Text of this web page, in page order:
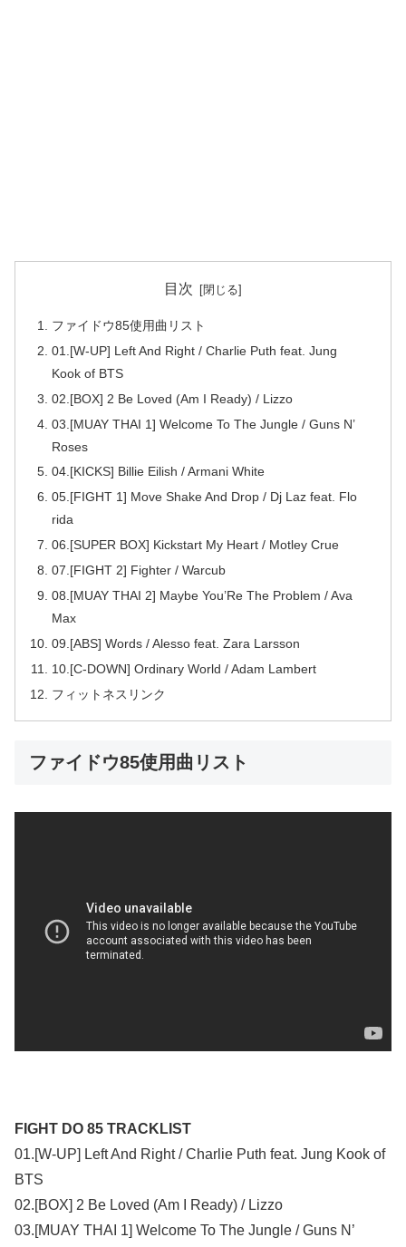
目次
ファイドウ85使用曲リスト
01.[W-UP] Left And Right / Charlie Puth feat. Jung
Kook of BTS
02.[BOX] 2 Be Loved (Am I Ready) / Lizzo
03.[MUAY THAI 1] Welcome To The Jungle / Guns N’
Roses
04.[KICKS] Billie Eilish / Armani White
05.[FIGHT 1] Move Shake And Drop / Dj Laz feat. Flo
rida
06.[SUPER BOX] Kickstart My Heart / Motley Crue
07.[FIGHT 2] Fighter / Warcub
08.[MUAY THAI 2] Maybe You’Re The Problem / Ava
Max
09.[ABS] Words / Alesso feat. Zara Larsson
10.[C-DOWN] Ordinary World / Adam Lambert
フィットネスリンク
ファイドウ85使用曲リスト
FIGHT DO 85 TRACKLIST
01.[W-UP] Left And Right / Charlie Puth feat. Jung Kook of
BTS
02.[BOX] 2 Be Loved (Am I Ready) / Lizzo
03.[MUAY THAI 1] Welcome To The Jungle / Guns N’